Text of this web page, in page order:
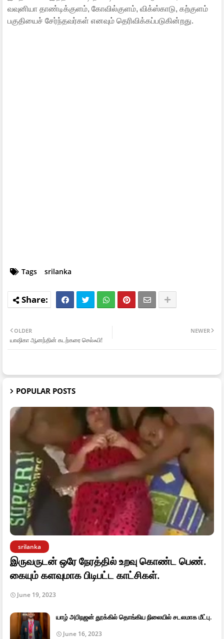
வவுனியா தாண்டிக்குளம், கோவில்குளம், விக்ஸ்காடு, கற்குளம்
பகுதியைச் சேர்ந்தவர்கள் எனவும் தெரிவிக்கப்படுகின்றது.
Tags srilanka
NEWER
OLDER
யாஷிகா ஆனந்தின் கடற்கரை செல்ஃபி!
POPULAR POSTS
srilanka
இருவருடன் ஒரே நேரத்தில் உறவு கொண்ட பெண்.
கையும் களவுமாக பிடிபட்ட காட்சிகள்.
June 19, 2023
யாழ் அபிநஜன் தூக்கில் தொங்கிய நிலையில் சடலமாக மீட்பு.
June 16, 2023